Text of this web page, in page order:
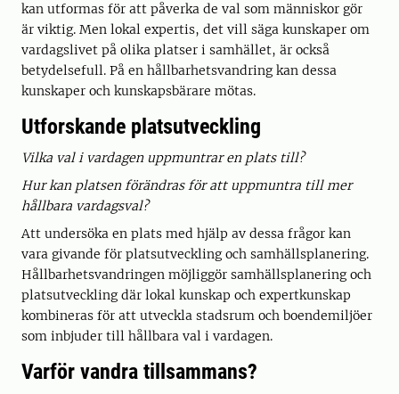
kan utformas för att påverka de val som människor gör
är viktig. Men lokal expertis, det vill säga kunskaper om
vardagslivet på olika platser i samhället, är också
betydelsefull. På en hållbarhetsvandring kan dessa
kunskaper och kunskapsbärare mötas.
Utforskande platsutveckling
Vilka val i vardagen uppmuntrar en plats till?
Hur kan platsen förändras för att uppmuntra till mer
hållbara vardagsval?
Att undersöka en plats med hjälp av dessa frågor kan
vara givande för platsutveckling och samhällsplanering.
Hållbarhetsvandringen möjliggör samhällsplanering och
platsutveckling där lokal kunskap och expertkunskap
kombineras för att utveckla stadsrum och boendemiljöer
som inbjuder till hållbara val i vardagen.
Varför vandra tillsammans?